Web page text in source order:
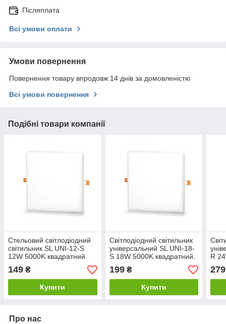
Післяплата
Всі умови оплати
Умови повернення
Повернення товару впродовж 14 днів за домовленістю
Всі умови повернення
Подібні товари компанії
Стельовий світлодіодний
світильник SL UNI-12-S
12W 5000K квадратний
білий Код.59671
149 ₴
Купити
Світлодіодний світильник
універсальний SL UNI-18-
S 18W 5000K квадратний.
біл. Код.59673
199₴
Купити
R
279
Про нас